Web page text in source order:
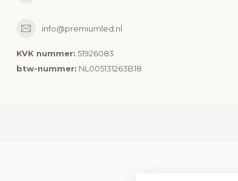
info@premiumled.nl
KVK nummer: 51926083
btw-nummer: NL005131263B18